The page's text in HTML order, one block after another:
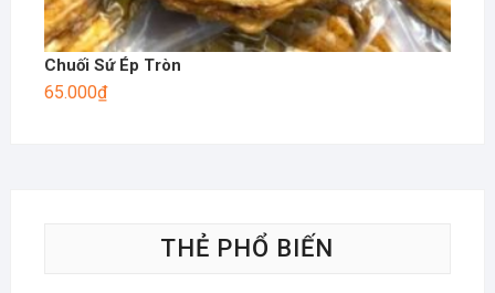
Chuối Sứ Ép Tròn
65.000₫
THẺ PHỔ BIẾN